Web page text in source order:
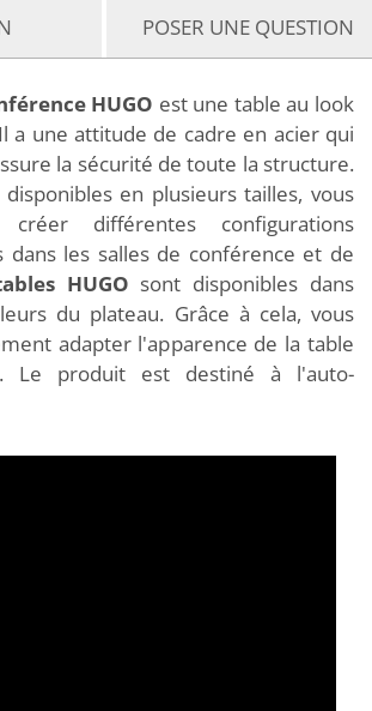
POSER UNE QUESTION
HUGO est une table au look
a une attitude de cadre en acier qui
la sécurité de toute la structure.
en plusieurs tailles, vous
différentes configurations
dans les salles de conférence et de
HUGO sont disponibles dans
du plateau. Grâce à cela, vous
adapter l'apparence de la table
Le produit est destiné à l'auto-